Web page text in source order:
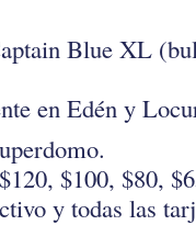
Blue XL
en Edén y
$100, $80,
y todas las